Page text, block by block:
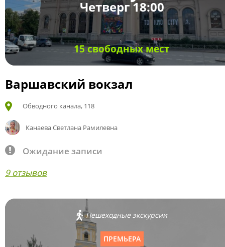
Четверг 18:00
15 свободных мест
Варшавский вокзал
Обводного канала, 118
Канаева Светлана Рамилевна
Ожидание записи
9 отзывов
Пешеходные экскурсии
ПРЕМЬЕРА